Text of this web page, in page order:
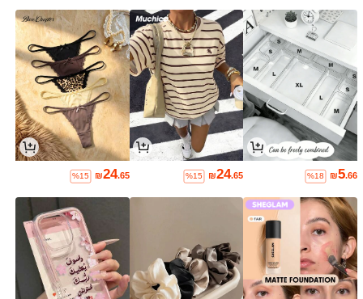
₪5.66
%18
₪24.65
%15
₪24.65
%15